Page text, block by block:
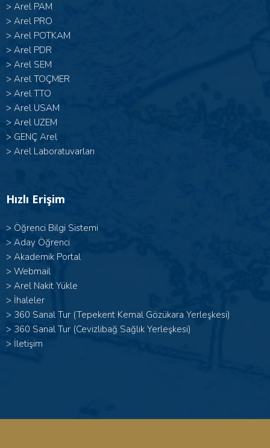
> Arel PAM
> Arel PRO
> Arel POTKAM
> Arel PDR
> Arel SEM
> Arel TOÇMER
> Arel TTO
> Arel USAM
> Arel UZEM
> GENÇ Arel
> Arel Laboratuvarları
Hızlı Erişim
> Öğrenci Bilgi Sistemi
> Aday Öğrenci
> Akademik Portal
> Webmail
> Arel Nakit Yükle
> İhaleler
> 360 Sanal Tur (Tepekent Kemal Gözükara Yerleşkesi)
> 360 Sanal Tur (Cevizlibağ Sağlık Yerleşkesi)
> İletişim